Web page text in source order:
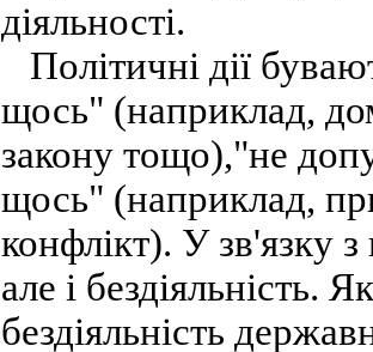
діяльності.
Політичні дії
щось" (наприклад,
закону тощо),"не
щось" (наприклад,
конфлікт). У зв'язку
але і бездіяльність.
бездіяльність